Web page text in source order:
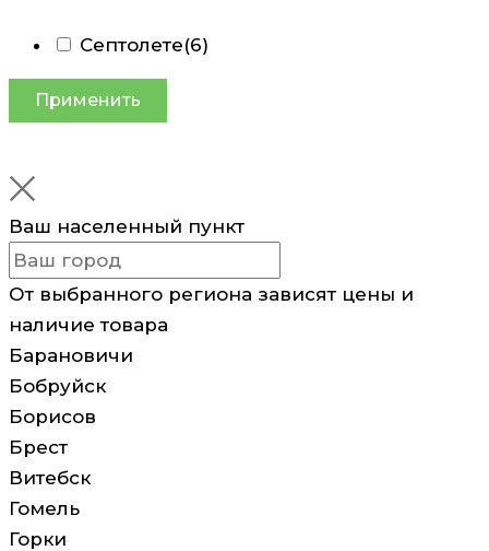
Септолете(6)
Применить
Ваш населенный пункт
От выбранного региона зависят цены и
наличие товара
Барановичи
Бобруйск
Борисов
Брест
Витебск
Гомель
Горки